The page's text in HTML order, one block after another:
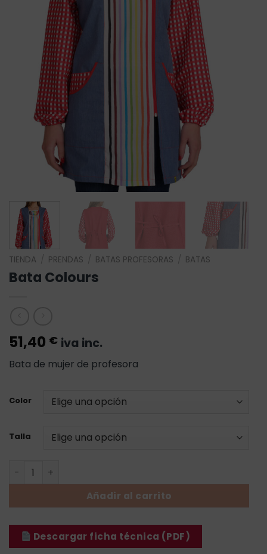
TIENDA PRENDAS BATAS PROFESORAS BATAS
Bata Colours
51,40 € iva inc.
Bata de mujer de profesora
Color
Talla
Bata Colours cantidad
Añadir al carrito
Descargar ficha técnica (PDF)